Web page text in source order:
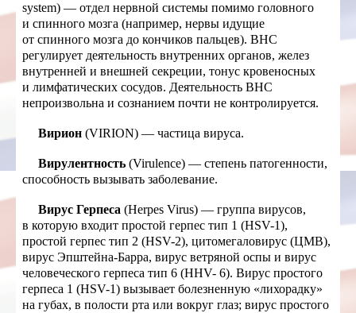
system) — отдел нервной системы помимо головного
и спинного мозга (например, нервы идущие
от спинного мозга до кончиков пальцев). ВНС
регулирует деятельность внутренних органов, желез
внутренней и внешней секреции, тонус кровеносных
и лимфатических сосудов. Деятельность ВНС
непроизвольна и сознанием почти не контролируется.
Вирион (VIRION) — частица вируса.
Вирулентность (Virulence) — степень патогенности,
способность вызывать заболевание.
Вирус Герпеса (Herpes Virus) — группа вирусов,
в которую входит простой герпес тип 1 (HSV-1),
простой герпес тип 2 (HSV-2), цитомегаловирус (ЦМВ),
вирус Эпштейна-Барра, вирус ветряной оспы и вирус
человеческого герпеса тип 6 (HHV- 6). Вирус простого
герпеса 1 (HSV-1) вызывает болезненную «лихорадку»
на губах, в полости рта или вокруг глаз; вирус простого